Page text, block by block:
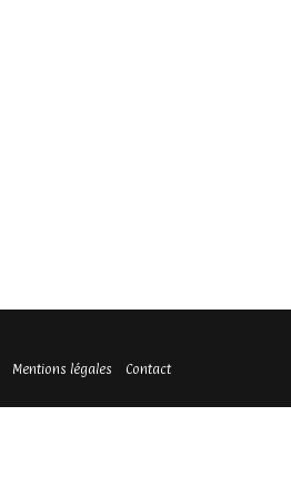
Mentions légales Contact